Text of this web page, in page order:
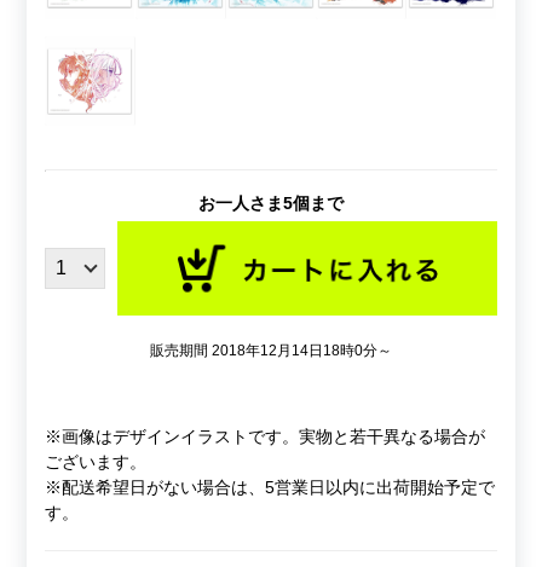
お一人さま5個まで
販売期間 2018年12月14日18時0分～
※画像はデザインイラストです。実物と若干異なる場合が
ございます。
※配送希望日がない場合は、5営業日以内に出荷開始予定で
す。